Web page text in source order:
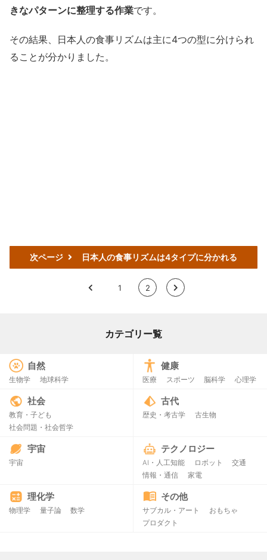
きなパターンに整理する作業です。
その結果、日本人の食事リズムは主に4つの型に分けられ
ることが分かりました。
次ページ 日本人の食事リズムは4タイプに分かれる
< 1 2 >
カテゴリー覧
自然
生物学 地球科学
健康
医療 スポーツ 脳科学 心理学
社会
教育・子ども
社会問題・社会哲学
古代
歴史・考古学 古生物
宇宙
宇宙
テクノロジー
AI・人工知能 ロボット
交通
情報・通信
家電
理化学
物理学 量子論 数学
その他
サブカル・アート
おもちゃ
プロダクト